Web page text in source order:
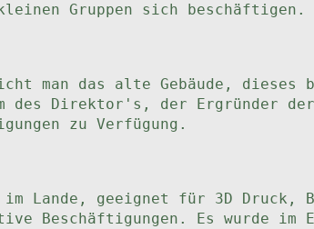
Gruppen sich beschäftigen.
man das alte Gebäude, dieses
des Direktor's, der Ergründer
zu Verfügung.
Lande, geeignet für 3D Druck,
Es wurde im